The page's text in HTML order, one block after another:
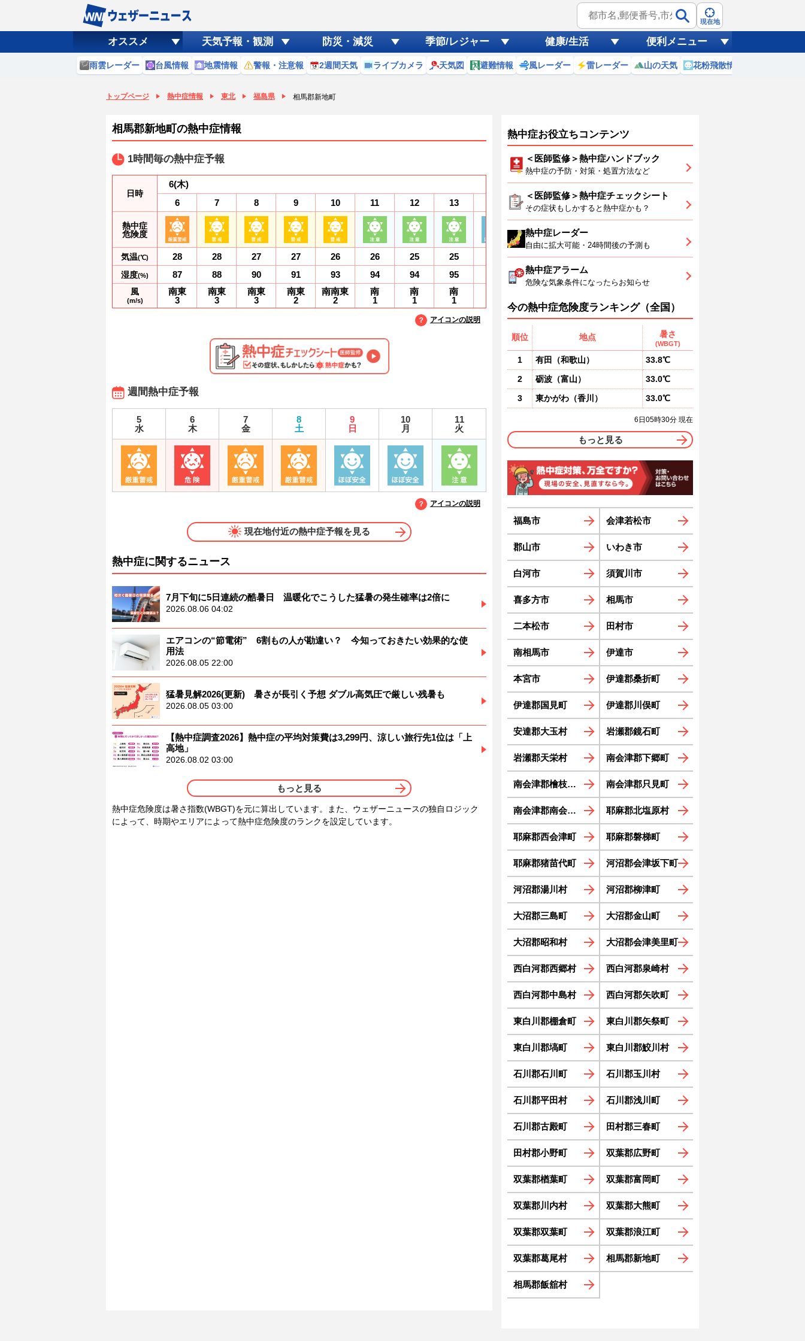
現在地
オススメ 天気予報・観測 防災・減災 季節/レジャー 健康/生活 便利メニュー
雨雲レーダー 台風情報 地震情報 警報・注意報 2週間天気 ライブカメラ 天気図 避難情報 風レーダー 雷レーダー 山の天気 花粉飛散情報
トップページ 熱中症情報 東北 福島県 相馬郡新地町
相馬郡新地町の熱中症情報
1時間毎の熱中症予報
日時
熱中症
危険度
気温(℃)
湿度(%)
風
(m/s)
6(木)
6
28
87
南東
3
7
28
88
南東
3
8
27
90
南東
3
9
27
91
南東
2
10
26
93
南南東
2
11
26
94
南
1
12
25
94
南
1
13
25
95
南
1
15
24
94
1
16
24
94
1
17
23
23
19
23
94
アイコンの説明
週間熱中症予報
5
水
6
木
7
金
8
土
9
日
10
月
11
火
アイコンの説明
現在地付近の熱中症予報を見る
熱中症に関するニュース
7月下旬に5日連続の酷暑日 温暖化でこうした猛暑の発生確率は2倍に
2026.08.06 04:02
エアコンの“節電術” 6割もの人が勘違い？ 今知っておきたい効果的な使
用法
2026.08.05 22:00
猛暑見解2026(更新) 暑さが長引く予想 ダブル高気圧で厳しい残暑も
2026.08.05 03:00
【熱中症調査2026】熱中症の平均対策費は3,299円、涼しい旅行先1位は「上
高地」
2026.08.02 03:00
もっと見る
熱中症危険度は暑さ指数(WBGT)を元に算出しています。また、ウェザーニュースの独自ロジック
によって、時期やエリアによって熱中症危険度のランクを設定しています。
熱中症お役立ちコンテンツ
＜医師監修＞熱中症ハンドブック
熱中症の予防・対策・処置方法など
＜医師監修＞熱中症チェックシート
その症状もしかすると熱中症かも？
熱中症レーダー
自由に拡大可能・24時間後の予測も
熱中症アラーム
危険な気象条件になったらお知らせ
今の熱中症危険度ランキング（全国）
順位 地点 暑さ
(WBGT)
1 有田 （和歌山）
33.8℃
2
砺波 （富山）
33.0℃
3
東かがわ （香川 ） 33.0℃
6日05時30分 現在
もっと見る
福島市 会津若松市
郡山市 いわき市
白河市 須賀川市
喜多方市 相馬市
二本松市 田村市
南相馬市 伊達市
本宮市 伊達郡桑折町
伊達郡国見町 伊達郡川俣町
安達郡大玉村 岩瀬郡鏡石町
岩瀬郡天栄村 南会津郡下郷町
南会津郡檜枝岐村 南会津郡只見町
南会津郡南会津町 耶麻郡北塩原村
耶麻郡西会津町 耶麻郡磐梯町
耶麻郡猪苗代町 河沼郡会津坂下町
河沼郡湯川村 河沼郡柳津町
大沼郡三島町 大沼郡金山町
大沼郡昭和村 大沼郡会津美里町
西白河郡西郷村 西白河郡泉崎村
西白河郡中島村 西白河郡矢吹町
東白川郡棚倉町 東白川郡矢祭町
東白川郡塙町 東白川郡鮫川村
石川郡石川町 石川郡玉川村
石川郡平田村 石川郡浅川町
石川郡古殿町 田村郡三春町
田村郡小野町 双葉郡広野町
双葉郡楢葉町 双葉郡富岡町
双葉郡川内村 双葉郡大熊町
双葉郡双葉町 双葉郡浪江町
双葉郡葛尾村 相馬郡新地町
相馬郡飯舘村